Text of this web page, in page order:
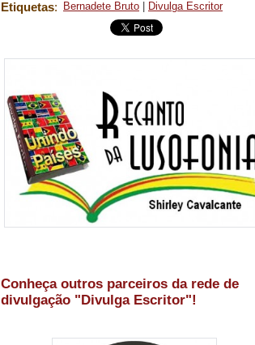
Etiquetas: Bernadete Bruto Divulga Escritor
Conheça outros parceiros da rede de
divulgação "Divulga Escritor"!